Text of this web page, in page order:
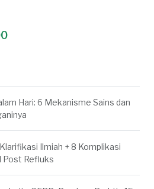
Hari: 6 Mekanisme Sains dan
Ilmiah + 8 Komplikasi
Post Refluks